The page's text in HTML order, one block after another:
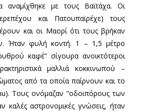
με τους Βαϊτάχα. Οι
και Πατουπαϊρέχε) τους
και οι Μαορί ότι τους βρήκαν
Ήταν φυλή κοντή. 1 – 1,5 μέτρο
καφέ” σίγουρα ανοικτότεροι
μαλλιά κοκκινωπού –
από τα οποία παίρνουν και το
Τους ονόμαζαν “οδοιπόρους των
καλές αστρονομικές γνώσεις, ήταν